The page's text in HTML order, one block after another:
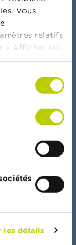
Vous
relatifs
« Afficher les
les détails
documents